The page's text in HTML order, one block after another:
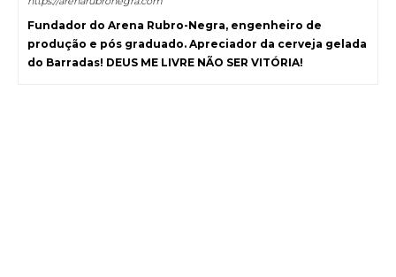
Fundador do Arena Rubro-Negra, engenheiro de
produção e pós graduado. Apreciador da cerveja gelada
do Barradas! DEUS ME LIVRE NÃO SER VITÓRIA!